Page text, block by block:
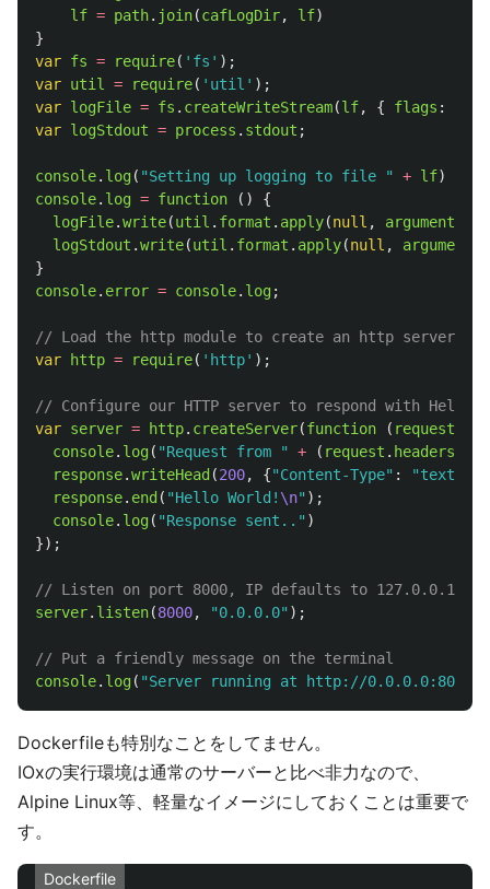
lf = path. join(cafLogDir, lf)
}
var fs = require( ' fs ' );
var util = require( ' util ' );
var logFile = fs . createWriteStream(lf, { flags :
var logStdout = process . stdout ;
console. log( "Setting up logging to file " + lf)
console. log = function ()
{
logFile.write(util . format . apply(null , arguments
logStdout .write(util . format . apply(null , arguments
}
console. error = console. log;
// Load the http module to create an http server.
var
http = require( ' http' );
// Configure our HTTP server to respond with Hello
var server = http. createServer(function ( request
console. log( "Request from " + ( request . headers
response.writeHead (200, {"Content-Type" : "text/
response. end ( "Hello World! \n" );
console. log( "Response sent.. " )
});
// Listen on port 8000, IP defaults to 127.0.0.1
server. listen(8000, "0.0.0.0" );
// Put a friendly message on the terminal
console. log( "Server running at http://0.0.0.0:8000/
Dockerfileも特別なことをしてません。
IOxの実行環境は通常のサーバーと比べ非力なので、
Alpine Linux等、軽量なイメージにしておくことは重要で
す。
Dockerfile